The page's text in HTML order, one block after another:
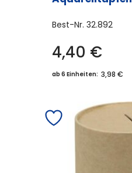
Best-Nr. 32.892
4,40 €
ab 6 Einheiten: 3,98 €